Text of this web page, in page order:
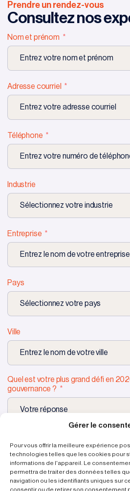
Gérer le
Pour vous offrir la meilleure expérience
technologies telles que les cookies pour
informations de l'appareil. Le
permettra de traiter des données telles
navigation ou les identifiants uniques sur
consentir ou de retirer son consentement
Prendre un rendez-vous
Consultez nos
Nom et prénom
Adresse courriel
Téléphone
Industrie
Entreprise
Pays
Ville
Quel est votre plus grand défi en
gouvernance ?
Demanderune démo